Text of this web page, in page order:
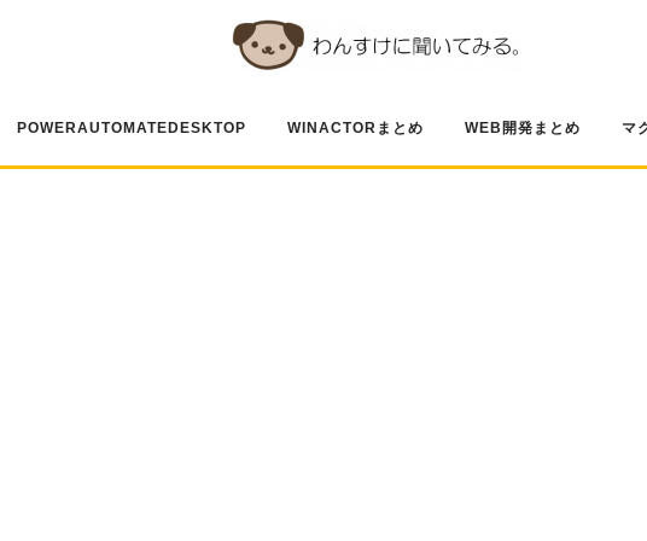
POWERAUTOMATEDESKTOP WINACTORまとめ WEB開発まとめ マ